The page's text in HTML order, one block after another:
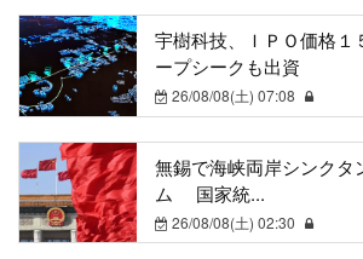
宇樹科技、ＩＰＯ価格
ープシークも出資
26/08/08(土) 07:08
無錫で海峡両岸シンクタ
ム 国家統...
26/08/08(土) 02:30